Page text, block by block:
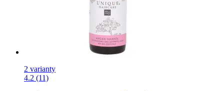
2 varianty
4.2 (11)